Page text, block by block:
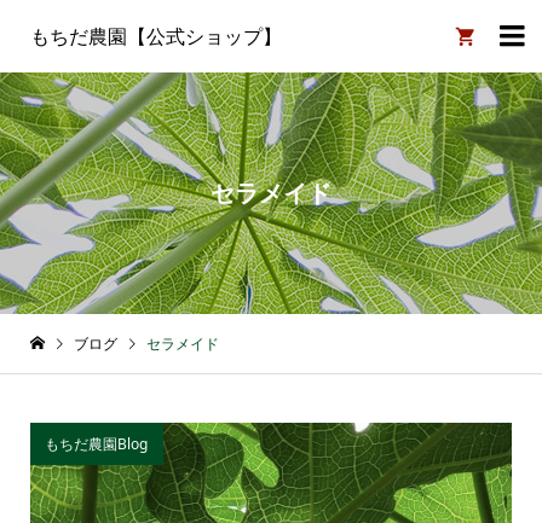
もちだ農園【公式ショップ】 
セラメイド
ブログ セラメイド
もちだ農園Blog